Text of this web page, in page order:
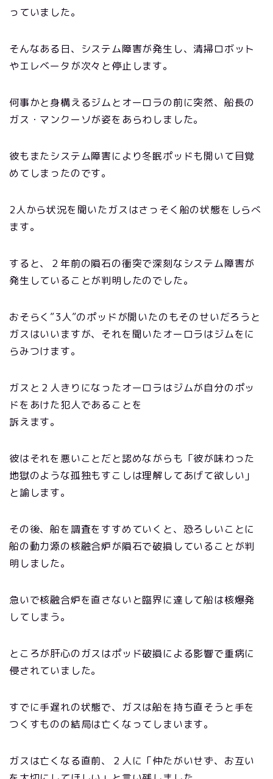
っていました。
そんなある日、システム障害が発生し、清掃ロボット
やエレベータが次々と停止します。
何事かと身構えるジムとオーロラの前に突然、船長の
ガス・マンクーソが姿をあらわしました。
彼もまたシステム障害により冬眠ポッドも開いて目覚
めてしまったのです。
2人から状況を聞いたガスはさっそく船の状態をしらべ
ます。
すると、２年前の隕石の衝突で深刻なシステム障害が
発生していることが判明したのでした。
おそらく”3人”のポッドが開いたのもそのせいだろうと
ガスはいいますが、それを聞いたオーロラはジムをに
らみつけます。
ガスと２人きりになったオーロラはジムが自分のポッ
ドをあけた犯人であることを
訴えます。
彼はそれを悪いことだと認めながらも「彼が味わった
地獄のような孤独もすこしは理解してあげて欲しい」
と諭します。
その後、船を調査をすすめていくと、恐ろしいことに
船の動力源の核融合炉が隕石で破損していることが判
明しました。
急いで核融合炉を直さないと臨界に達して船は核爆発
してしまう。
ところが肝心のガスはポッド破損による影響で重病に
侵されていました。
すでに手遅れの状態で、ガスは船を持ち直そうと手を
つくすものの結局は亡くなってしまいます。
ガスは亡くなる直前、２人に「仲たがいせず、お互い